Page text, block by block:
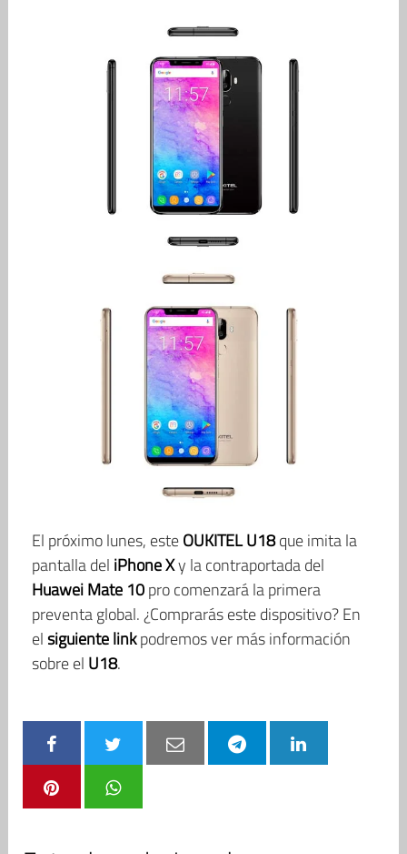
El próximo lunes, esteOUKITEL U18que imita la
pantalla del iPhone Xy la contraportada del
Huawei Mate 10pro comenzará la primera
preventa global. ¿Comprarás este dispositivo? En
elsiguiente linkpodremos ver más información
sobre el U18.